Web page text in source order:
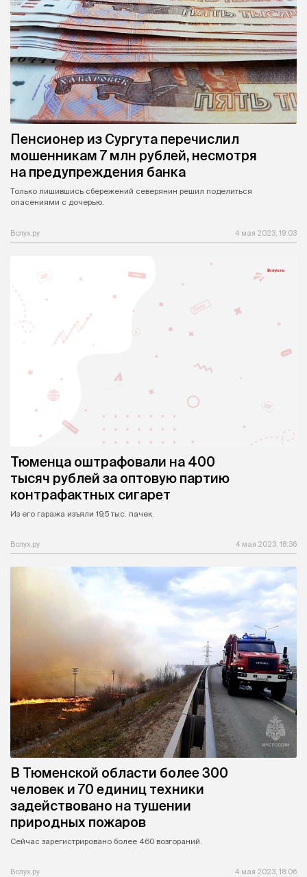
Пенсионер из Сургута перечислил
мошенникам 7 млн рублей, несмотря
на предупреждения банка
Только лишившись сбережений северянин решил поделиться
опасениями с дочерью.
Вслух.ру 4 мая 2023, 19:03
Тюменца оштрафовали на 400
тысяч рублей за оптовую партию
контрафактных сигарет
Из его гаража изъяли 19,5 тыс. пачек.
Вслух.ру 4 мая 2023, 18:36
В Тюменской области более 300
человек и 70 единиц техники
задействовано на тушении
природных пожаров
Сейчас зарегистрировано более 460 возгораний.
Вслух.ру 4 мая 2023, 18:06